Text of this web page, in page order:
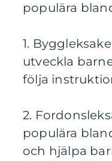
populära
1.
utveckla
följa
2.
populära
och hjälpa